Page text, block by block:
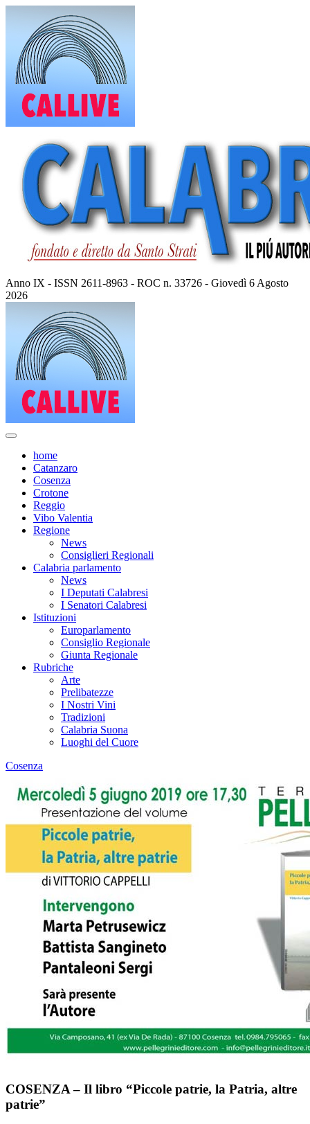
contenuto
Anno IX - ISSN 2611-8963 - ROC n. 33726 - Giovedì 6 Agosto
2026
home
Catanzaro
Cosenza
Crotone
Reggio
Vibo Valentia
Regione
News
Consiglieri Regionali
Calabria parlamento
News
I Deputati Calabresi
I Senatori Calabresi
Istituzioni
Europarlamento
Consiglio Regionale
Giunta Regionale
Rubriche
Arte
Prelibatezze
I Nostri Vini
Tradizioni
Calabria Suona
Luoghi del Cuore
Cosenza
COSENZA – Il libro “Piccole patrie, la Patria, altre
patrie”